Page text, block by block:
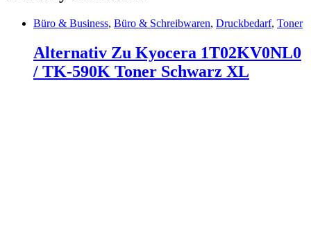
Büro & Business, Büro & Schreibwaren, Druckbedarf, Toner
Alternativ Zu Kyocera 1T02KV0NL0
/ TK-590K Toner Schwarz XL